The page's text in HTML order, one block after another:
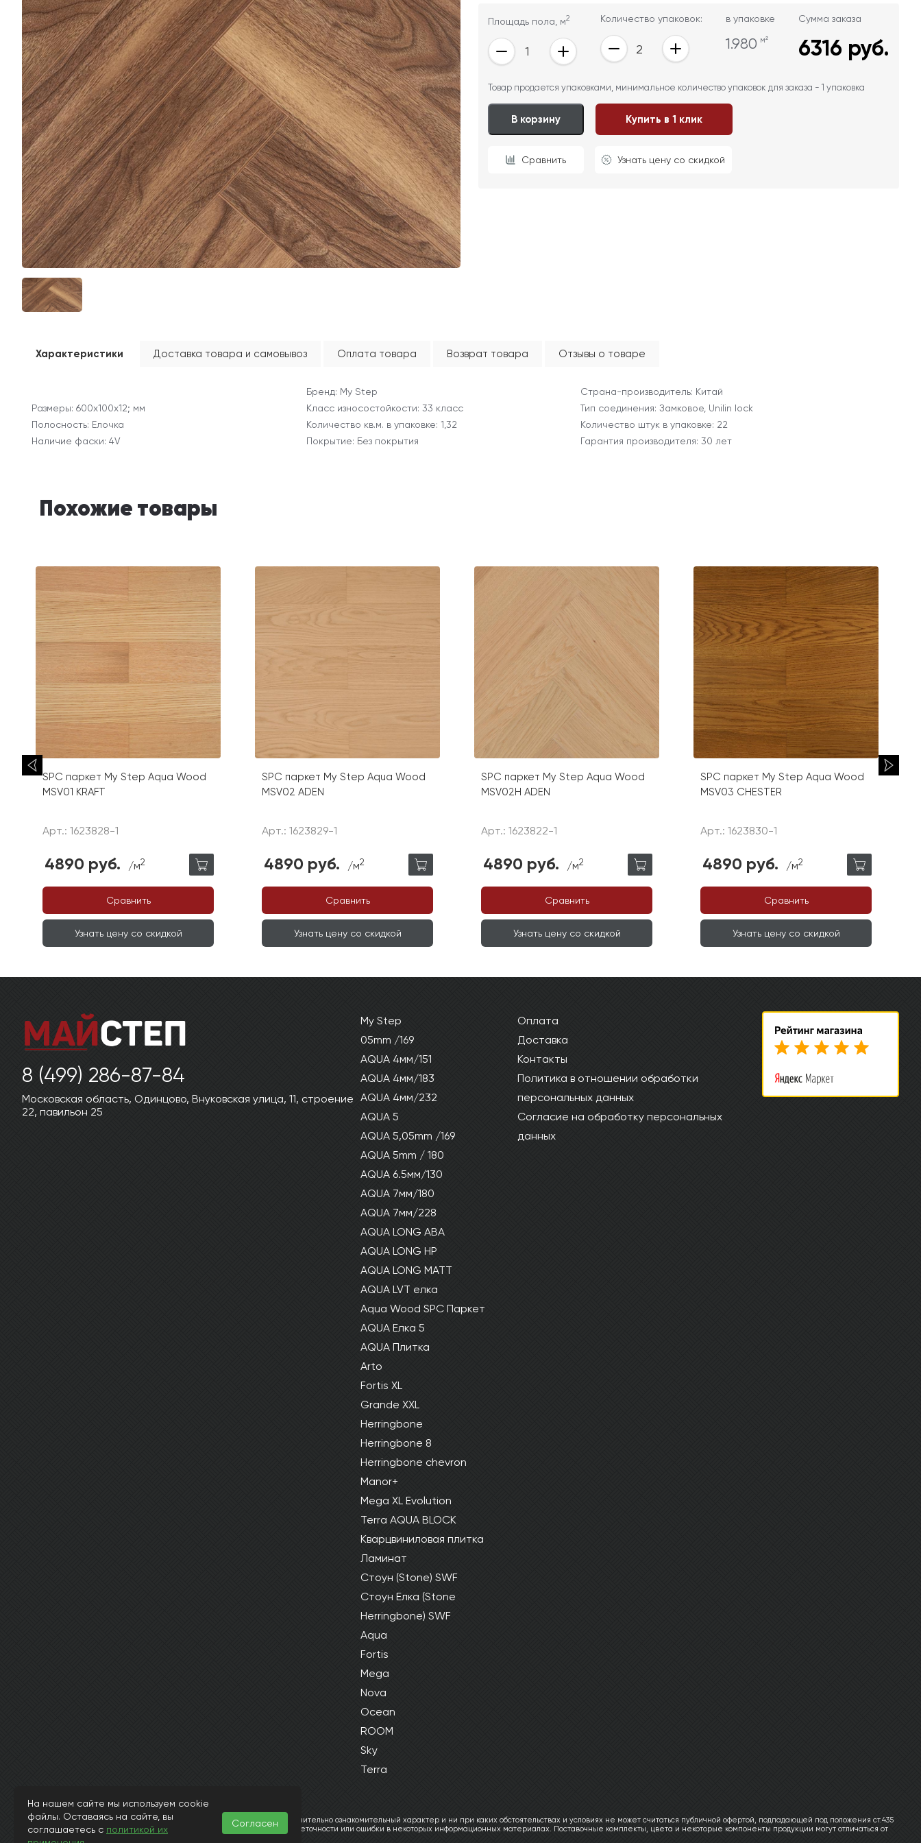
ОТПРАВИТЬ
Ваши данные не будут переданы третьим лицам
Площадь пола, м2 Количество упаковок: в упаковке
1.980 м²
Сумма заказа
6316 руб.
Товар продается упаковками, минимальное количество упаковок для заказа - 1 упаковка
В корзину Купить в 1 клик
Сравнить Узнать цену со скидкой
Характеристики Доставка товара и самовывоз Оплата товара Возврат товара Отзывы о товаре
Бренд: My Step
Страна-производитель: Китай
Размеры: 600x100x12; мм
Класс износостойкости: 33 класс
Тип соединения: Замковое, Unilin lock
Полосность: Елочка
Количество кв.м. в упаковке: 1,32
Количество штук в упаковке: 22
Наличие фаски: 4V
Покрытие: Без покрытия Гарантия производителя: 30 лет
Похожие товары
SPC паркет My Step Aqua Wood
MSV01 KRAFT
Арт.: 1623828-1
4890 руб. /м2
Сравнить
Узнать цену со скидкой
SPC паркет My Step Aqua Wood
MSV02 ADEN
Арт.: 1623829-1
4890 руб. /м2
Сравнить
Узнать цену со скидкой
SPC паркет My Step Aqua Wood
MSV02H ADEN
Арт.: 1623822-1
4890 руб. /м2
Сравнить
Узнать цену со скидкой
SPC паркет My Step Aqua Wood
MSV03 CHESTER
Арт.: 1623830-1
4890 руб. /м2
Сравнить
Узнать цену со скидкой
8 (499) 286-87-84
Московская область, Одинцово, Внуковская улица, 11, строение
22, павильон 25
My Step
05mm /169
AQUA 4мм/151
AQUA 4мм/183
AQUA 4мм/232
AQUA 5
AQUA 5,05mm /169
AQUA 5mm / 180
AQUA 6.5мм/130
AQUA 7мм/180
AQUA 7мм/228
AQUA LONG ABA
AQUA LONG HP
AQUA LONG MATT
AQUA LVT елка
Aqua Wood SPC Паркет
AQUA Елка 5
AQUA Плитка
Arto
Fortis XL
Grande XXL
Herringbone
Herringbone 8
Herringbone chevron
Manor+
Mega XL Evolution
Terra AQUA BLOCK
Кварцвиниловая плитка
Ламинат
Стоун (Stone) SWF
Стоун Елка (Stone
Herringbone) SWF
Aqua
Fortis
Mega
Nova
Ocean
ROOM
Sky
Terra
Оплата
Доставка
Контакты
Политика в отношении обработки
персональных данных
Согласие на обработку персональных
данных
© Интернет магазин laminat-mystep.ru 2015-2026
Информация, представленная на страницах данного сайта, носит исключительно ознакомительный характер и ни при каких обстоятельствах и условиях не может считаться публичной офертой, подпадающей под положения ст.435
и 437 Гражданского Кодекса РФ. Заранее просим извинить за возможные неточности или ошибки в некоторых информационных материалах. Поставочные комплекты, цвета и некоторые компоненты продукции могут отличаться от
На нашем сайте мы используем cookie
файлы. Оставаясь на сайте, вы
соглашаетесь с политикой их
Согласен